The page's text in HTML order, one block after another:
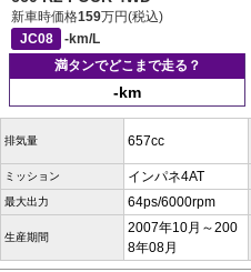
新車時価格159万円(税込)
JC08
-km/L
満タンでどこまで走る？
-km
排気量 657cc
ミッション インパネ4AT
最大出力 64ps/6000rpm
生産期間
2007年10月～200
8年08月